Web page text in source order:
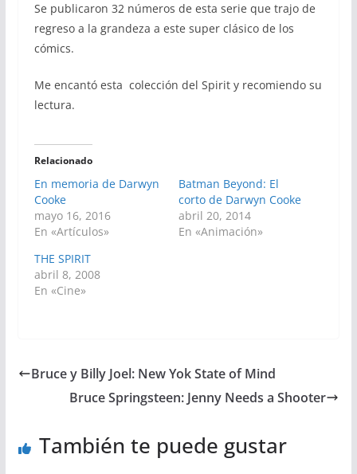
Se publicaron 32 números de esta serie que trajo de
regreso a la grandeza a este super clásico de los
cómics.
Me encantó esta colección del Spirit y recomiendo su
lectura.
Relacionado
En memoria de Darwyn
Cooke
mayo 16, 2016
En «Artículos»
Batman Beyond: El
corto de Darwyn Cooke
abril 20, 2014
En «Animación»
THE SPIRIT
abril 8, 2008
En «Cine»
Bruce y Billy Joel: New Yok State of Mind
Bruce Springsteen: Jenny Needs a Shooter
También te puede gustar